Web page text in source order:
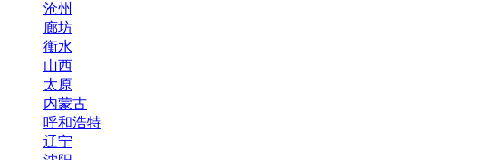
沧州
廊坊
衡水
山西
太原
内蒙古
呼和浩特
辽宁